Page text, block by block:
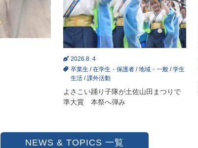
2026.8. 4
卒業生 /在学生・保護者 /地域・一般 /学生
生活 /課外活動
よさこい踊り子隊が土佐山田まつりで
準大賞 本祭へ弾み
NEWS & TOPICS 一覧